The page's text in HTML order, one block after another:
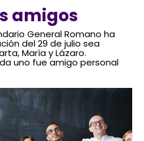
amigos
General Romano ha
del 29 de julio sea
María y Lázaro.
uno fue amigo personal